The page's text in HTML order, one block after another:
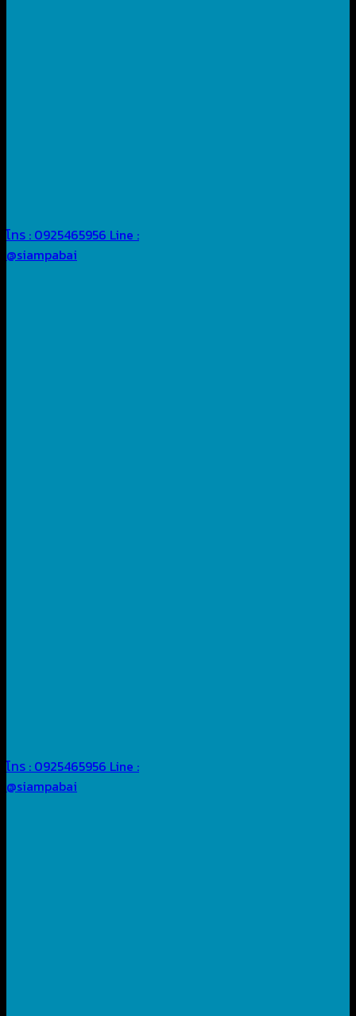
โทร : 0925465956 Line :
@siampabai
โทร : 0925465956 Line :
@siampabai